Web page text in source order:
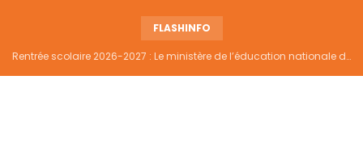
FLASHINFO
Rentrée scolaire 2026-2027 : Le ministère de l’éducation nationale dément tout report et maintient la date du 14 septembre